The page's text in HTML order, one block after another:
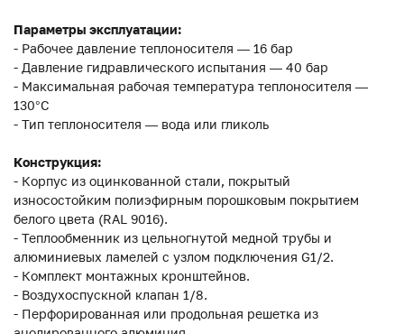
Параметры эксплуатации:
- Рабочее давление теплоносителя — 16 бар
- Давление гидравлического испытания — 40 бар
- Максимальная рабочая температура теплоносителя —
130°С
- Тип теплоносителя — вода или гликоль
Конструкция:
- Корпус из оцинкованной стали, покрытый
износостойким полиэфирным порошковым покрытием
белого цвета (RAL 9016).
- Теплообменник из цельногнутой медной трубы и
алюминиевых ламелей с узлом подключения G1/2.
- Комплект монтажных кронштейнов.
- Воздухоспускной клапан 1/8.
- Перфорированная или продольная решетка из